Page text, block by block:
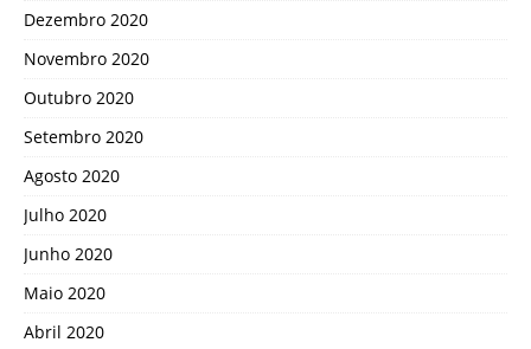
Dezembro 2020
Novembro 2020
Outubro 2020
Setembro 2020
Agosto 2020
Julho 2020
Junho 2020
Maio 2020
Abril 2020